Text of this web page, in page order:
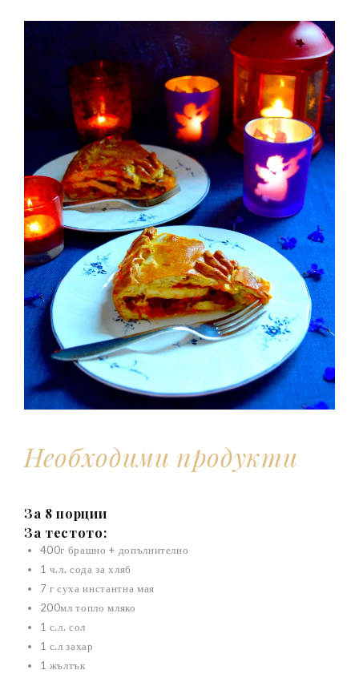
Необходими продукти
За 8 порции
За тестото:
400г брашно + допълнително
1 ч.л. сода за хляб
7 г суха инстантна мая
200мл топло мляко
1 с.л. сол
1 с.л захар
1 жълтък